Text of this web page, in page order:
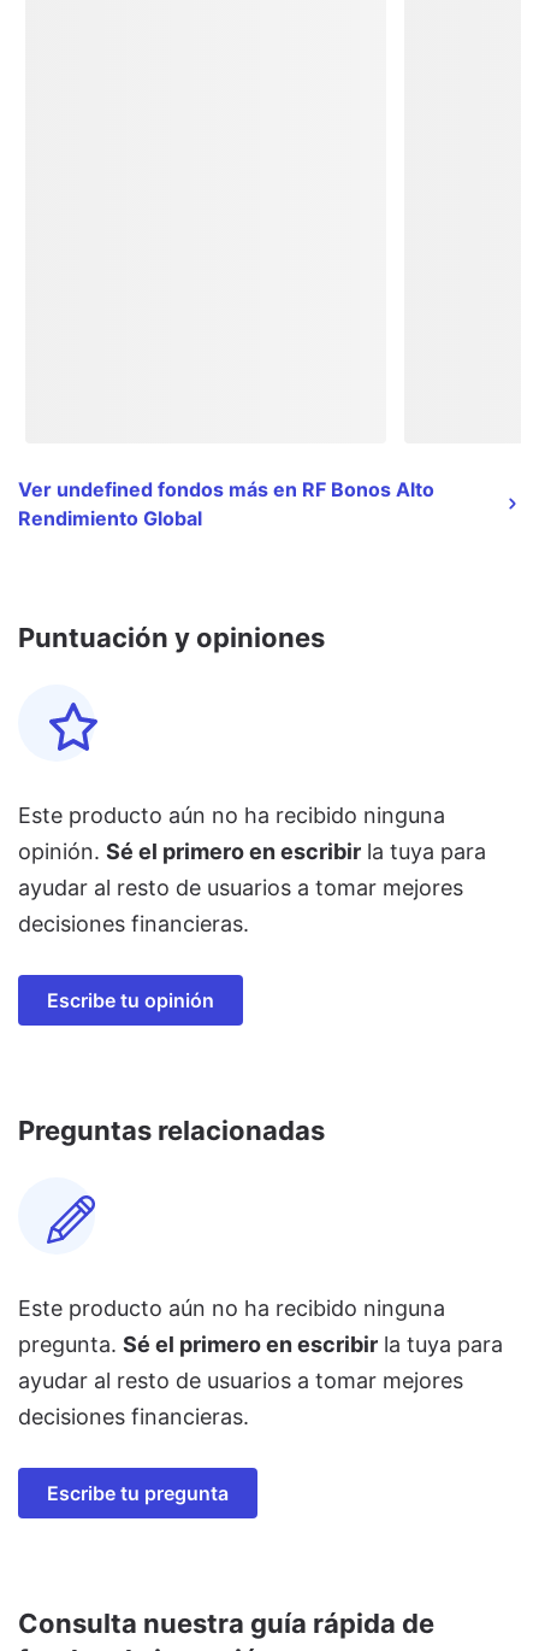
Ver undefined fondos más en RF Bonos Alto
Rendimiento Global
Puntuación y opiniones
Este producto aún no ha recibido ninguna
opinión. Sé el primero en escribir la tuya para
ayudar al resto de usuarios a tomar mejores
decisiones financieras.
Escribe tu opinión
Preguntas relacionadas
Este producto aún no ha recibido ninguna
pregunta. Sé el primero en escribir la tuya para
ayudar al resto de usuarios a tomar mejores
decisiones financieras.
Escribe tu pregunta
Consulta nuestra guía rápida de